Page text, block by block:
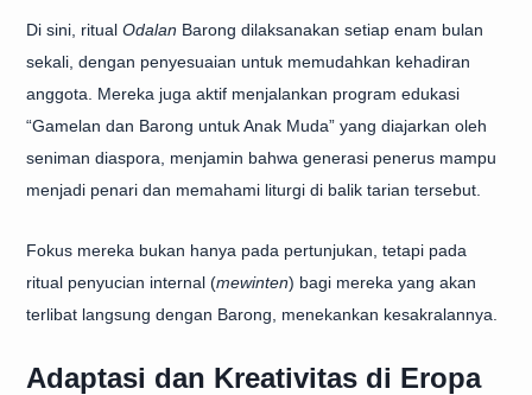
Di sini, ritual Odalan Barong dilaksanakan setiap enam bulan
sekali, dengan penyesuaian untuk memudahkan kehadiran
anggota. Mereka juga aktif menjalankan program edukasi
“Gamelan dan Barong untuk Anak Muda” yang diajarkan oleh
seniman diaspora, menjamin bahwa generasi penerus mampu
menjadi penari dan memahami liturgi di balik tarian tersebut.
Fokus mereka bukan hanya pada pertunjukan, tetapi pada
ritual penyucian internal (mewinten) bagi mereka yang akan
terlibat langsung dengan Barong, menekankan kesakralannya.
Adaptasi dan Kreativitas di Eropa